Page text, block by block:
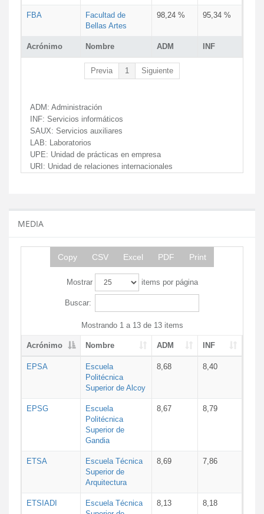
Acrónimo Nombre ADM INF
FBA
Facultad de
Bellas Artes
98,24 % 95,34 %
Previa 1 Siguiente
ADM: Administración
INF: Servicios informáticos
SAUX: Servicios auxiliares
LAB: Laboratorios
UPE: Unidad de prácticas en empresa
URI: Unidad de relaciones internacionales
MEDIA
Copy CSV Excel PDF Print
Mostrar items por página
Buscar:
Mostrando 1 a 13 de 13 items
Acrónimo Nombre ADM INF
EPSA
Escuela
Politécnica
Superior de Alcoy
8,68 8,40
EPSG
Escuela
Politécnica
Superior de
Gandia
8,67 8,79
ETSA
Escuela Técnica
Superior de
Arquitectura
8,69 7,86
ETSIADI
Escuela Técnica
8,13 8,18